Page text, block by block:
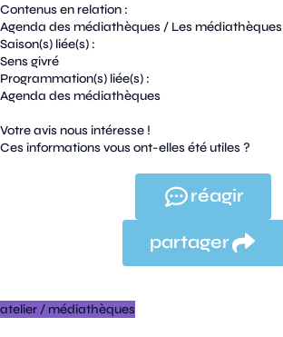
Contenus en relation :
Agenda des médiathèques / Les médiathèques
Saison(s) liée(s) :
Sens givré
Programmation(s) liée(s) :
Agenda des médiathèques
Votre avis nous intéresse !
Ces informations vous ont-elles été utiles ?
réagir
partager
atelier / médiathèques